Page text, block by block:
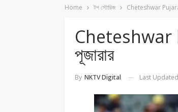
Home টপ স্টোরিজ Cheteshwar Pujara
Cheteshwar
পূজারার
By NKTV Digital Last Updated